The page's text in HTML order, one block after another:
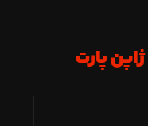
ژاپن پارت